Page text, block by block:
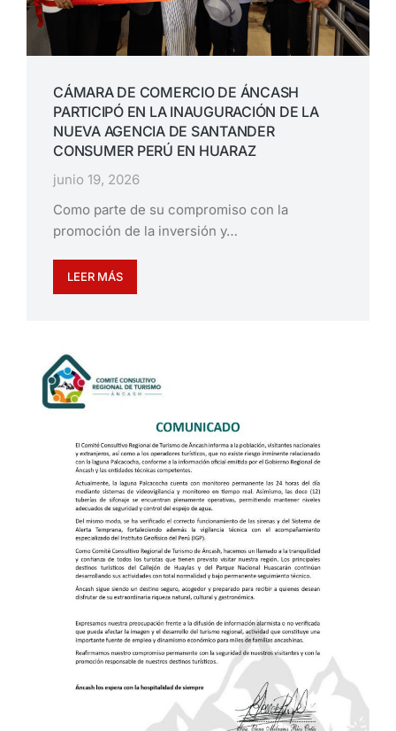
CÁMARA DE COMERCIO DE ÁNCASH
PARTICIPÓ EN LA INAUGURACIÓN DE LA
NUEVA AGENCIA DE SANTANDER
CONSUMER PERÚ EN HUARAZ
junio 19, 2026
Como parte de su compromiso con la
promoción de la inversión y…
LEER MÁS